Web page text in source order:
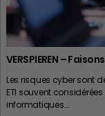
VERSPIEREN –
Les risques cyber sont
ETI souvent
informatiques.…